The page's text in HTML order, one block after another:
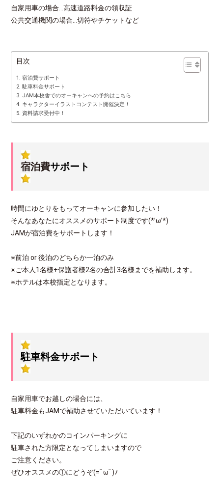
自家用車の場合…高速道路料金の領収証
公共交通機関の場合…切符やチケットなど
目次
宿泊費サポート
駐車料金サポート
JAM本校舎でのオーキャンへの予約はこちら
キャラクターイラストコンテスト開催決定！
資料請求受付中！
宿泊費サポート
時間にゆとりをもってオーキャンに参加したい！
そんなあなたにオススメのサポート制度です(*’ω’*)
JAMが宿泊費をサポートします！
※前泊 or 後泊のどちらか一泊のみ
※ご本人1名様+保護者様2名の合計3名様までを補助します。
※ホテルは本校指定となります。
駐車料金サポート
自家用車でお越しの場合には、
駐車料金もJAMで補助させていただいています！
下記のいずれかのコインパーキングに
駐車された方限定となってしまいますので
ご注意ください。
ぜひオススメの①にどうぞ(=ﾟωﾟ)ﾉ